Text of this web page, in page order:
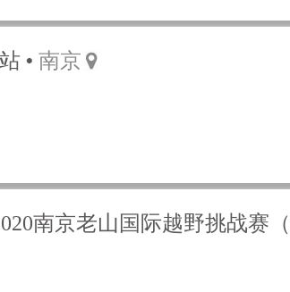
南京
南京老山国际越野挑战赛